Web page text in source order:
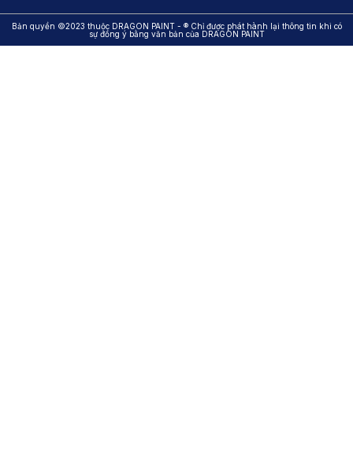
Bản quyền ©2023 thuộc DRAGON PAINT - ® Chỉ được phát hành lại thông tin khi có
sự đồng ý bằng văn bản của DRAGON PAINT